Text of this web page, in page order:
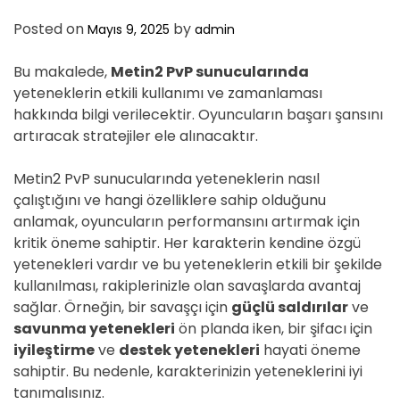
Posted on Mayıs 9, 2025 by admin
Bu makalede, Metin2 PvP sunucularında
yeteneklerin etkili kullanımı ve zamanlaması
hakkında bilgi verilecektir. Oyuncuların başarı şansını
artıracak stratejiler ele alınacaktır.
Metin2 PvP sunucularında yeteneklerin nasıl
çalıştığını ve hangi özelliklere sahip olduğunu
anlamak, oyuncuların performansını artırmak için
kritik öneme sahiptir. Her karakterin kendine özgü
yetenekleri vardır ve bu yeteneklerin etkili bir şekilde
kullanılması, rakiplerinizle olan savaşlarda avantaj
sağlar. Örneğin, bir savaşçı için güçlü saldırılarve
savunma yetenekleri ön planda iken, bir şifacı için
iyileştirmeve destek yetenekleri hayati öneme
sahiptir. Bu nedenle, karakterinizin yeteneklerini iyi
tanımalısınız.